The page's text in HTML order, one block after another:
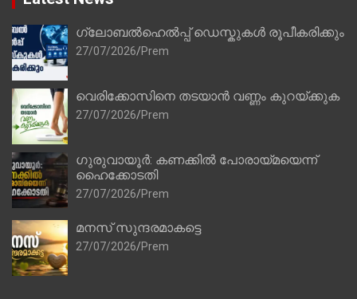
ഗ്ലോബൽഹെൽപ്പ് ഡെസ്കുകൾ രൂപീകരിക്കും
27/07/2026 Prem
വെരിക്കോസിനെ തടയാൻ വണ്ണം കുറയ്ക്കുക
27/07/2026 Prem
ഗുരുവായൂർ: കണക്കിൽ പോരായ്മയെന്ന്
ഹൈക്കോടതി
27/07/2026 Prem
മനസ് സുന്ദരമാകട്ടെ
27/07/2026 Prem